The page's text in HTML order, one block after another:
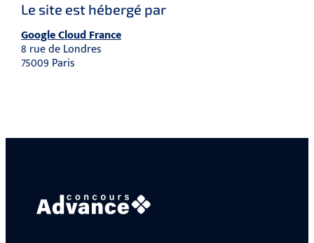
Le site est hébergé par
Google Cloud France
8 rue de Londres
75009 Paris